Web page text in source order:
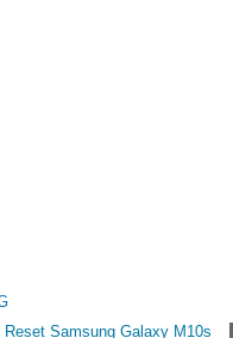
Samsung Galaxy M10s